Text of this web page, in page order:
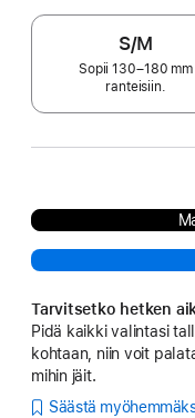
S/M
Sopii 130–180 mm
ranteisiin.
Tarvitsetko hetken
Pidä kaikki valintasi
kohtaan, niin voit
mihin jäit.
Säästä